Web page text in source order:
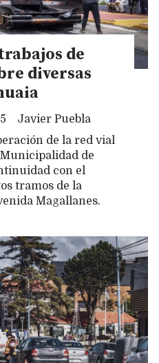
de
diversas
Javier Puebla
de la red vial
de
con el
tramos de la
Magallanes.